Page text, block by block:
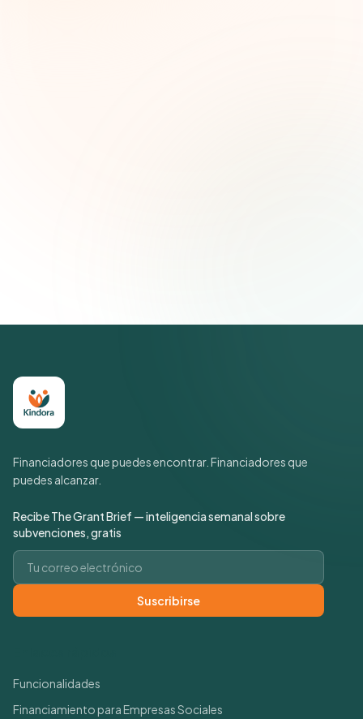
Financiadores que puedes encontrar. Financiadores que
puedes alcanzar.
Recibe The Grant Brief — inteligencia semanal sobre
subvenciones, gratis
Correo electrónico
Suscribirse
Funcionalidades
Financiamiento para Empresas Sociales